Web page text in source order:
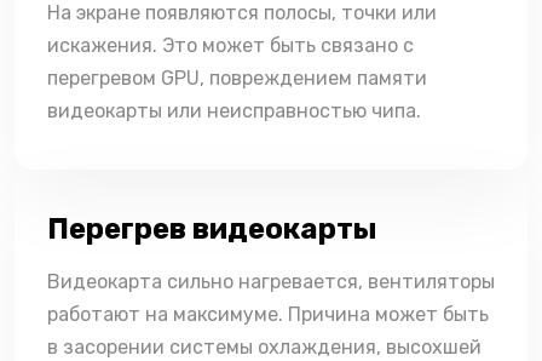
На экране появляются полосы, точки или
искажения. Это может быть связано с
перегревом GPU, повреждением памяти
видеокарты или неисправностью чипа.
Перегрев видеокарты
Видеокарта сильно нагревается, вентиляторы
работают на максимуме. Причина может быть
в засорении системы охлаждения, высохшей